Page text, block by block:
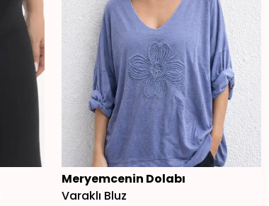
Meryemcenin Dolabı
Varaklı Bluz